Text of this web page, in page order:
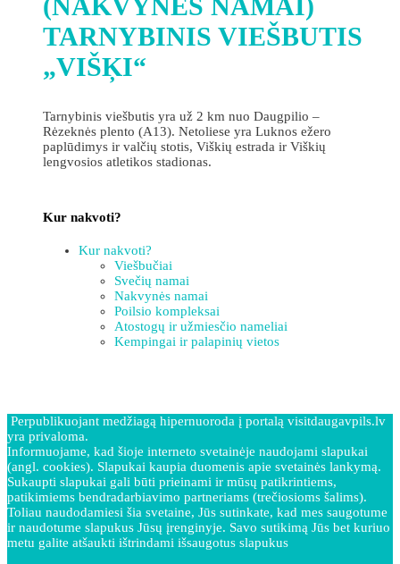
TARNYBINIS VIEŠBUTIS
„VIŠĶI“
Tarnybinis viešbutis yra už 2 km nuo Daugpilio –
Rėzeknės plento (A13). Netoliese yra Luknos ežero
paplūdimys ir valčių stotis, Viškių estrada ir Viškių
lengvosios atletikos stadionas.
Kur nakvoti?
Kur nakvoti?
Viešbučiai
Svečių namai
Nakvynės namai
Poilsio kompleksai
Atostogų ir užmiesčio nameliai
Kempingai ir palapinių vietos
Perpublikuojant medžiagą hipernuoroda į portalą visitdaugavpils.lv
yra privaloma.
Informuojame, kad šioje interneto svetainėje naudojami slapukai
(angl. cookies). Slapukai kaupia duomenis apie svetainės lankymą.
Sukaupti slapukai gali būti prieinami ir mūsų patikrintiems,
patikimiems bendradarbiavimo partneriams (trečiosioms šalims).
Toliau naudodamiesi šia svetaine, Jūs sutinkate, kad mes saugotume
ir naudotume slapukus Jūsų įrenginyje. Savo sutikimą Jūs bet kuriuo
metu galite atšaukti ištrindami išsaugotus slapukus